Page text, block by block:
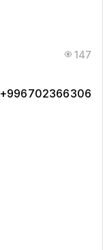
147
+996702366306